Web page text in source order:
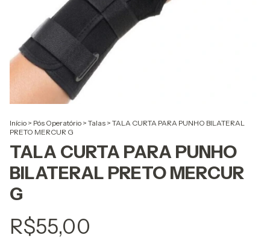
Início > Pós Operatório > Talas > TALA CURTA PARA PUNHO BILATERAL
PRETO MERCUR G
TALA CURTA PARA PUNHO
BILATERAL PRETO MERCUR
G
R$55,00